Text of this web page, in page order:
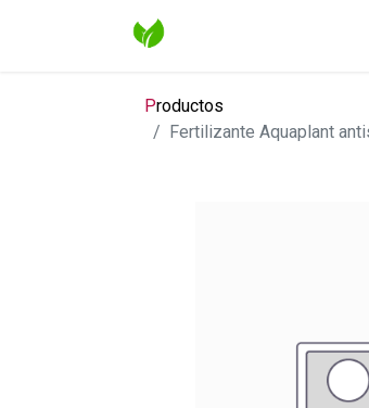
Productos
Fertilizante Aquaplant